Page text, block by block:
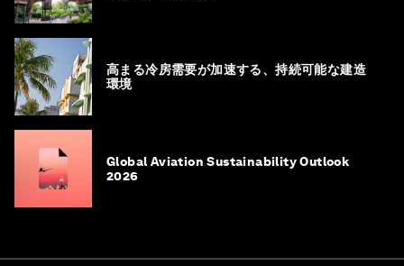
高まる冷房需要が加速する、持続可能な建造
環境
Global Aviation Sustainability Outlook
2026